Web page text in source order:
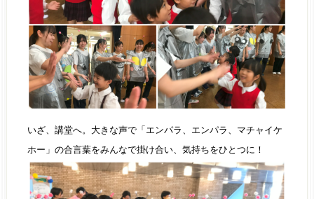
いざ、講堂へ。大きな声で「エンパラ、エンパラ、マチャイケ
ホー」の合言葉をみんなで掛け合い、気持ちをひとつに！